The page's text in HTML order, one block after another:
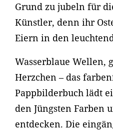
Grund zu jubeln für
Künstler, denn ihr
Eiern in den
Wasserblaue Wellen,
Herzchen – das
Pappbilderbuch lädt
den Jüngsten Farben
entdecken. Die